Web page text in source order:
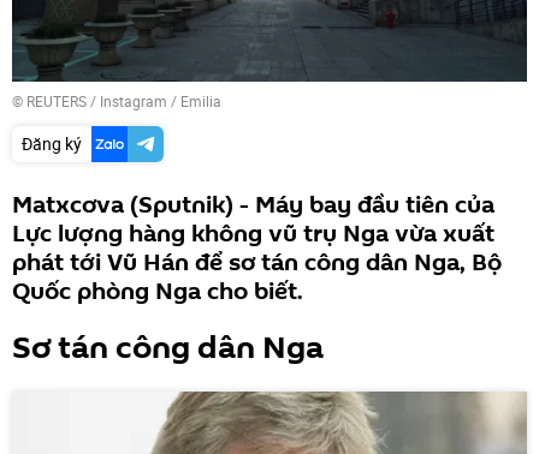
© REUTERS/ Instagram / Emilia
Đăng ký
Matxcơva (Sputnik) - Máy bay đầu tiên của
Lực lượng hàng không vũ trụ Nga vừa xuất
phát tới Vũ Hán để sơ tán công dân Nga, Bộ
Quốc phòng Nga cho biết.
Sơ tán công dân Nga